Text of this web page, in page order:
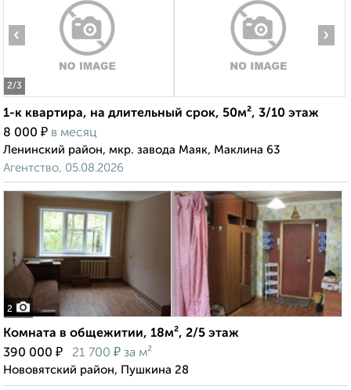
2/3
‹ ›
1-к квартира, на длительный срок, 50м², 3/10 этаж
8 000 ₽ в месяц
Ленинский район, мкр. завода Маяк, Маклина 63
Агентство, 05.08.2026
2
Комната в общежитии, 18м², 2/5 этаж
390 000 ₽ 21 700 ₽ за м²
Нововятский район, Пушкина 28